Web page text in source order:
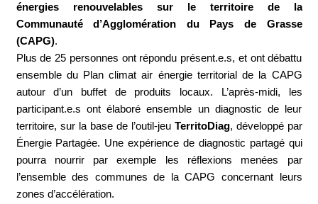
énergies renouvelables sur le territoire de la
Communauté d’Agglomération du Pays de Grasse
(CAPG).
Plus de 25 personnes ont répondu présent.e.s, et ont débattu
ensemble du Plan climat air énergie territorial de la CAPG
autour d’un buffet de produits locaux. L’après-midi, les
participant.e.s ont élaboré ensemble un diagnostic de leur
territoire, sur la base de l’outil-jeu TerritoDiag, développé par
Énergie Partagée. Une expérience de diagnostic partagé qui
pourra nourrir par exemple les réflexions menées par
l’ensemble des communes de la CAPG concernant leurs
zones d’accélération.